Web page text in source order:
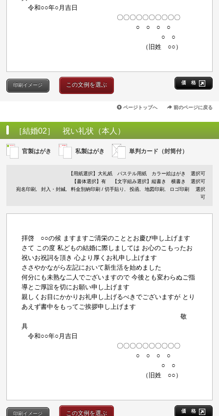
令和○○年○月吉日
〇〇〇〇〇〇〇〇〇〇
○ ○ ○ ○
○ ○
（旧姓 ○○）
価 格
印刷イメージ この文例を選ぶ
ページトップへ 前のページに戻る
［結婚02］ 祝い礼状（本人）
官製はがき 私製はがき 単判カード（封筒付）
【用紙選択】 大礼紙 パステル用紙 カラー絵はがき
選択可
【書体選択】有
【文字組み選択】縦書き 横書き 選択可
宛名印刷
封入・封緘 料金別納印刷 / 切手貼り 投函 地図印刷 ロゴ印刷
選択
可
拝啓 ○○の候 ますますご清栄のこととお慶び申し上げます
さて この度 私どもの結婚に際しましては お心のこもったお
祝いお祝詞を頂き 心より厚くお礼申し上げます
ささやかながら左記において新生活を始めました
何分にも未熟な二人でございますので 今後とも変わらぬご指
導とご厚誼を切にお願い申し上げます
親しくお目にかかりお礼申し上げるべきでございますが とり
あえず書中をもってご挨拶申し上げます
敬
具
令和○○年○月吉日
〇〇〇〇〇〇〇〇〇〇
○ ○ ○ ○
○ ○
（旧姓 ○○）
価 格
印刷イメージ この文例を選ぶ